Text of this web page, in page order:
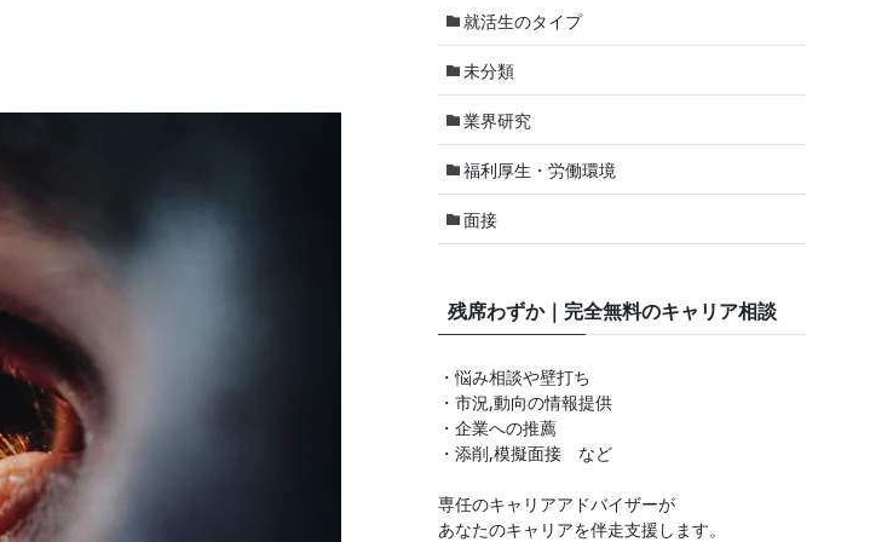
就活生のタイプ
未分類
業界研究
福利厚生・労働環境
面接
残席わずか｜完全無料のキャリア相談
・悩み相談や壁打ち
・市況,動向の情報提供
・企業への推薦
・添削,模擬面接 など
専任のキャリアアドバイザーが
あなたのキャリアを伴走支援します。